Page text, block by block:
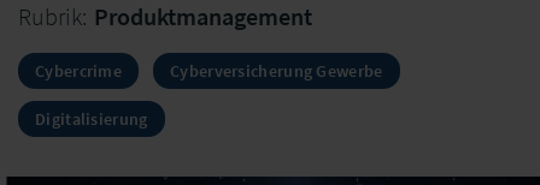
Rubrik: Produktmanagement
Cybercrime Cyberversicherung Gewerbe
Digitalisierung